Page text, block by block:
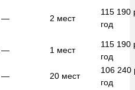
— 2 мест
115 190
год
— 1 мест
115 190
год
— 20 мест
106 240
год